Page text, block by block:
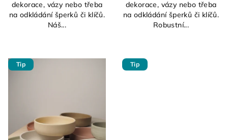
dekorace, vázy nebo třeba
na odkládání šperků či klíčů.
Náš...
dekorace, vázy nebo třeba
na odkládání šperků či klíčů.
Robustní...
Tip Tip